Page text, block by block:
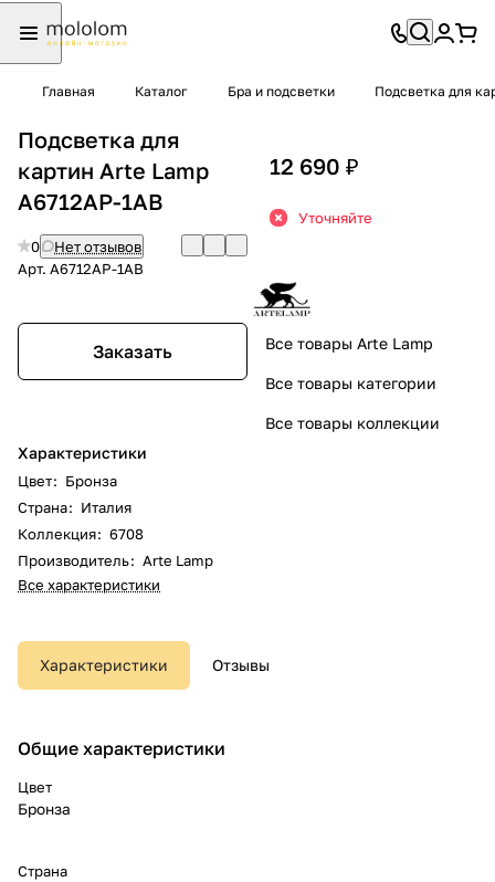
Главная Каталог Бра и подсветки Подсветка для
Подсветка для
картин Arte Lamp
A6712AP-1AB
0
Нет отзывов
Арт. A6712AP-1AB
Заказать
Характеристики
Цвет: Бронза
Страна: Италия
Коллекция: 6708
Производитель: Arte Lamp
Все характеристики
12 690 ₽
Уточняйте
Все товары Arte Lamp
Все товары категории
Все товары коллекции
Характеристики Отзывы
Общие характеристики
Цвет
Бронза
Страна